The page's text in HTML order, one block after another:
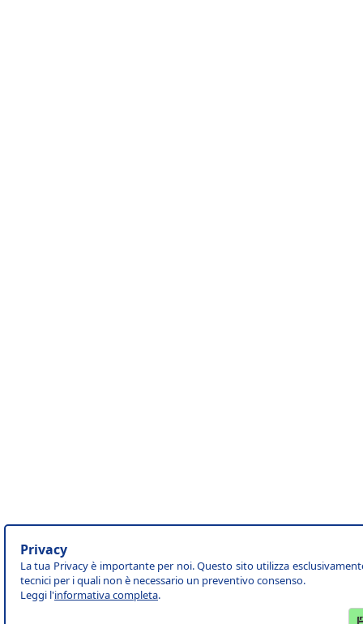
Privacy
La tua Privacy è importante per noi. Questo sito utilizza
tecnici per i quali non è necessario un preventivo consenso.
Leggi l'informativa completa.